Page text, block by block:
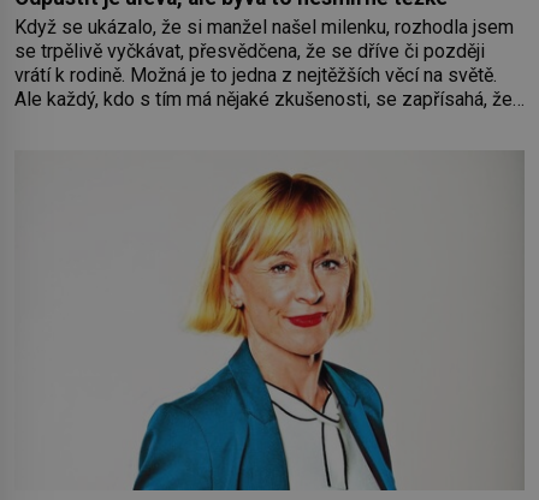
Když se ukázalo, že si manžel našel milenku, rozhodla jsem
se trpělivě vyčkávat, přesvědčena, že se dříve či později
vrátí k rodině. Možná je to jedna z nejtěžších věcí na světě.
Ale každý, kdo s tím má nějaké zkušenosti, se zapřísahá, že